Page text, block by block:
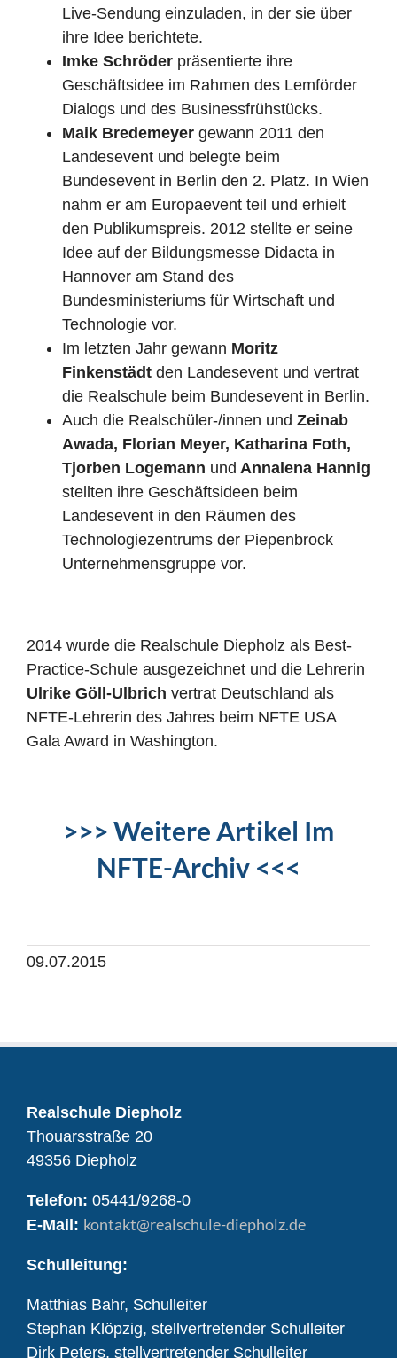
Live-Sendung einzuladen, in der sie über
ihre Idee berichtete.
Imke Schröder präsentierte ihre
Geschäftsidee im Rahmen des Lemförder
Dialogs und des Businessfrühstücks.
Maik Bredemeyer gewann 2011 den
Landesevent und belegte beim
Bundesevent in Berlin den 2. Platz. In Wien
nahm er am Europaevent teil und erhielt
den Publikumspreis. 2012 stellte er seine
Idee auf der Bildungsmesse Didacta in
Hannover am Stand des
Bundesministeriums für Wirtschaft und
Technologie vor.
Im letzten Jahr gewann Moritz
Finkenstädt den Landesevent und vertrat
die Realschule beim Bundesevent in Berlin.
Auch die Realschüler-/innen und Zeinab
Awada, Florian Meyer, Katharina Foth,
Tjorben Logemann und Annalena Hannig
stellten ihre Geschäftsideen beim
Landesevent in den Räumen des
Technologiezentrums der Piepenbrock
Unternehmensgruppe vor.
2014 wurde die Realschule Diepholz als Best-
Practice-Schule ausgezeichnet und die Lehrerin
Ulrike Göll-Ulbrich vertrat Deutschland als
NFTE-Lehrerin des Jahres beim NFTE USA
Gala Award in Washington.
>>> Weitere Artikel Im
NFTE-Archiv <<<
09.07.2015
Realschule Diepholz
Thouarsstraße 20
49356 Diepholz
Telefon: 05441/9268-0
E-Mail: kontakt@realschule-diepholz.de
Schulleitung:
Matthias Bahr, Schulleiter
Stephan Klöpzig, stellvertretender Schulleiter
Dirk Peters, stellvertretender Schulleiter